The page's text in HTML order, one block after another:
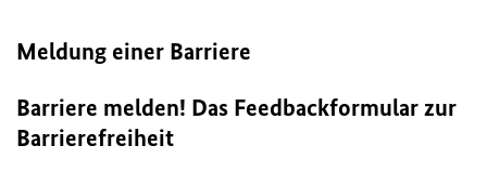
Meldung einer Barriere
Barriere melden! Das Feedbackformular zur
Barrierefreiheit